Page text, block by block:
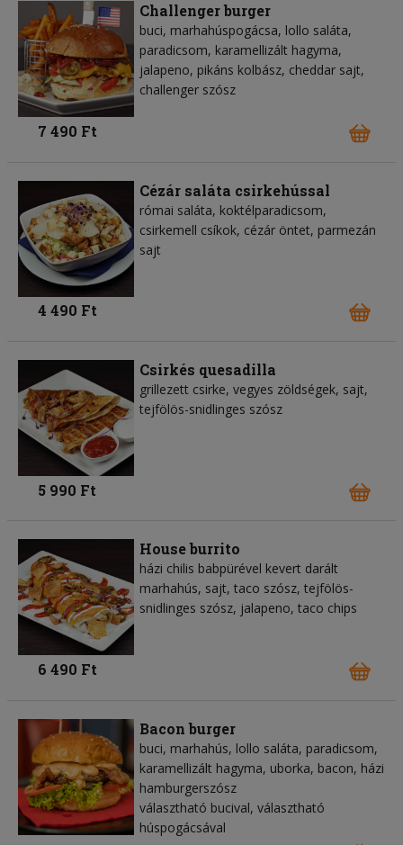
Challenger burger
buci, marhahúspogácsa, lollo saláta,
paradicsom, karamellizált hagyma,
jalapeno, pikáns kolbász, cheddar sajt,
challenger szósz
7 490 Ft
Cézár saláta csirkehússal
római saláta, koktélparadicsom,
csirkemell csíkok, cézár öntet, parmezán
sajt
4 490 Ft
Csirkés quesadilla
grillezett csirke, vegyes zöldségek, sajt,
tejfölös-snidlinges szósz
5 990 Ft
House burrito
házi chilis babpürével kevert darált
marhahús, sajt, taco szósz, tejfölös-
snidlinges szósz, jalapeno, taco chips
6 490 Ft
Bacon burger
buci, marhahús, lollo saláta, paradicsom,
karamellizált hagyma, uborka, bacon, házi
hamburgerszósz
választható bucival, választható
húspogácsával